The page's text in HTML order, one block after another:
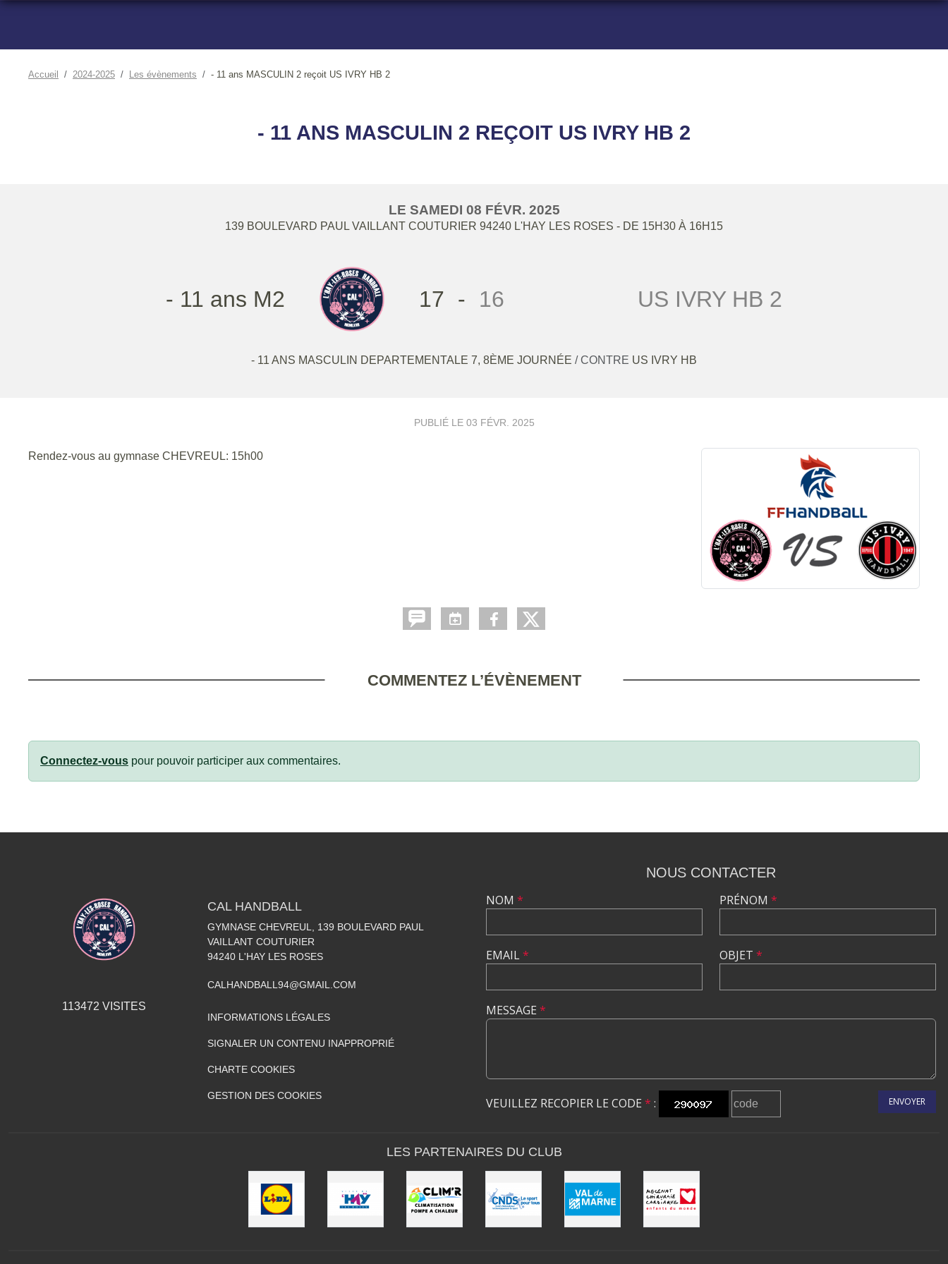
Accueil 2024-2025 Les évènements - 11 ans MASCULIN 2 reçoit US IVRY HB 2
- 11 ANS MASCULIN 2 REÇOIT US IVRY HB 2
LE SAMEDI 08 FÉVR. 2025
139 BOULEVARD PAUL VAILLANT COUTURIER 94240 L'HAY LES ROSES - DE 15H30 À 16H15
- 11 ans M2 17 - 16 US IVRY HB 2
- 11 ANS MASCULIN DEPARTEMENTALE 7, 8ÈME JOURNÉE / CONTRE US IVRY HB
PUBLIÉ LE 03 FÉVR. 2025
Rendez-vous au gymnase CHEVREUL: 15h00
COMMENTEZ L’ÉVÈNEMENT
Connectez-vous pour pouvoir participer aux commentaires.
113472 VISITES
CAL HANDBALL
GYMNASE CHEVREUL, 139 BOULEVARD PAUL
VAILLANT COUTURIER
94240 L'HAY LES ROSES
CALHANDBALL94@GMAIL.COM
INFORMATIONS LÉGALES
SIGNALER UN CONTENU INAPPROPRIÉ
CHARTE COOKIES
GESTION DES COOKIES
NOUS CONTACTER
NOM *
EMAIL*
PRÉNOM *
OBJET *
MESSAGE *
VEUILLEZ RECOPIER LE CODE * : ENVOYER
LES PARTENAIRES DU CLUB